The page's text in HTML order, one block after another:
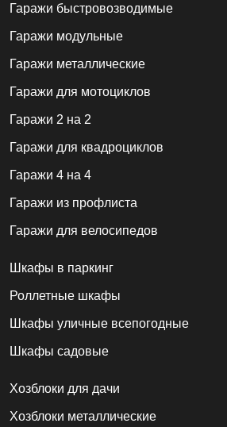
Гаражи быстровозводимые
Гаражи модульные
Гаражи металлические
Гаражи для мотоциклов
Гаражи 2 на 2
Гаражи для квадроциклов
Гаражи 4 на 4
Гаражи из профлиста
Гаражи для велосипедов
Шкафы в паркинг
Роллетные шкафы
Шкафы уличные всепогодные
Шкафы садовые
Хозблоки для дачи
Хозблоки металлические